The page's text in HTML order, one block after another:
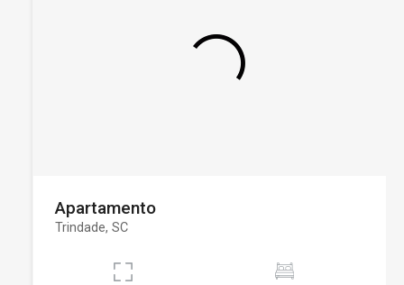
Apartamento
Trindade, SC